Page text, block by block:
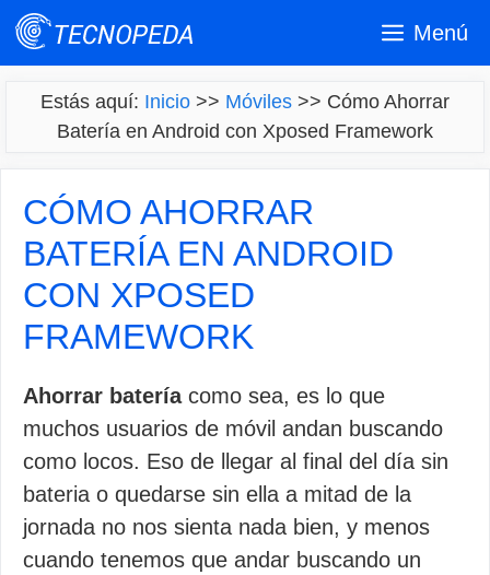
Saltar
Menú
Estás aquí: Inicio >> Móviles >> Cómo Ahorrar
Batería en Android con Xposed Framework
CÓMO AHORRAR
BATERÍA EN ANDROID
CON XPOSED
FRAMEWORK
Ahorrar bateríacomo sea, es lo que
muchos usuarios de móvil andan buscando
como locos. Eso de llegar al final del día sin
bateria o quedarse sin ella a mitad de la
jornada no nos sienta nada bien, y menos
cuando tenemos que andar buscando un